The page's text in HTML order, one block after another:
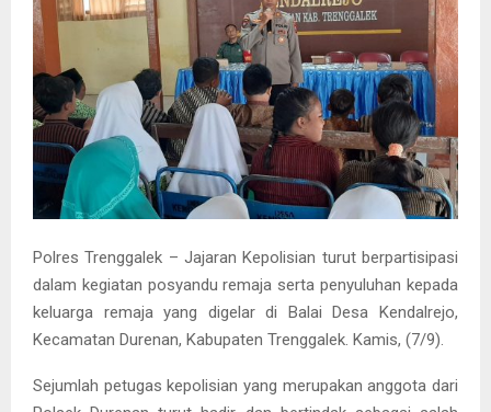
Polres Trenggalek – Jajaran Kepolisian turut berpartisipasi
dalam kegiatan posyandu remaja serta penyuluhan kepada
keluarga remaja yang digelar di Balai Desa Kendalrejo,
Kecamatan Durenan, Kabupaten Trenggalek. Kamis, (7/9).
Sejumlah petugas kepolisian yang merupakan anggota dari